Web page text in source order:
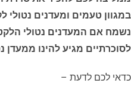
במגוון טעמים ומעדנים נטולי
נשמח אם המעדנים נטולי
לסוכרתיים מגיע להינו ממעדן
כדאי לכם לדעת –